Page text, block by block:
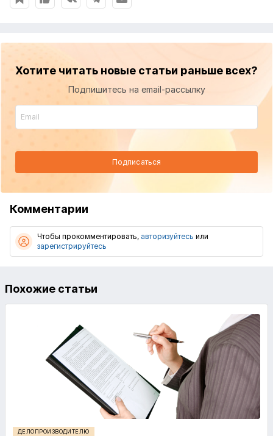
Хотите читать новые статьи раньше всех?
Подпишитесь на email-рассылку
Подписаться
Комментарии
Чтобы прокомментировать, авторизуйтесь или
зарегистрируйтесь
Похожие статьи
ДЕЛОПРОИЗВОДИТЕЛЮ